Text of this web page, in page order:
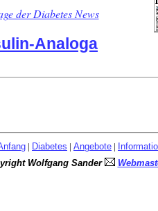
der Diabetes News
Analoga
| Diabetes | Angebote |
Wolfgang Sander